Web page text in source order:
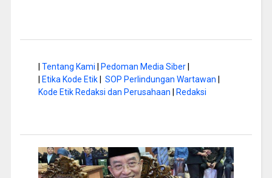
Tentang Kami Pedoman Media Siber|
Etika Kode Etik| SOP Perlindungan Wartawan
Kode Etik Redaksi dan Perusahaan
Redaksi